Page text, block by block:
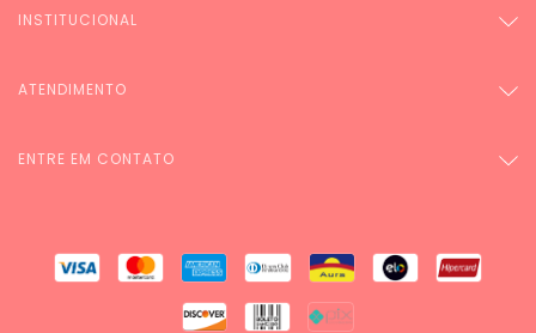
INSTITUCIONAL
ATENDIMENTO
ENTRE EM CONTATO